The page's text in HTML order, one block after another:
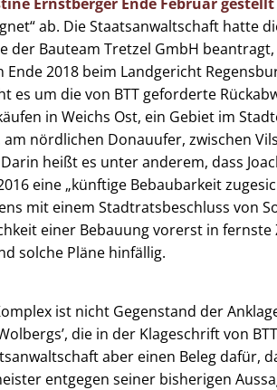
ab. Die Staatsanwaltschaft hatte
der Bauteam Tretzel GmbH
Ende 2018 beim Landgericht
es um die von BTT geforderte
in Weichs Ost, ein Gebiet im
am nördlichen Donauufer, zwischen
heißt es unter anderem, dass
eine „künftige Bebaubarkeit
mit einem Stadtratsbeschluss von
einer Bebauung vorerst in fernste
solche Pläne hinfällig.
ist nicht Gegenstand der
die in der Klageschrift von
aber einen Beleg dafür,
entgegen seiner bisherigen